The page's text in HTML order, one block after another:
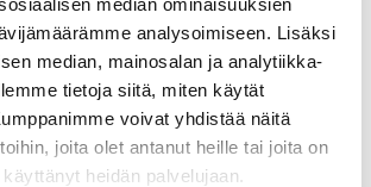
analysoimiseen. Lisäksi
median, mainosalan ja analytiikka-
tietoja siitä, miten käytät
voivat yhdistää näitä
joita olet antanut heille tai joita on
heidän palvelujaan.